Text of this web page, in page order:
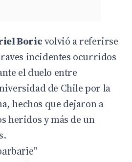
Boricvolvió a referirse
incidentes ocurridos
el duelo entre
de Chile por la
hechos que dejaron a
heridos y más de un